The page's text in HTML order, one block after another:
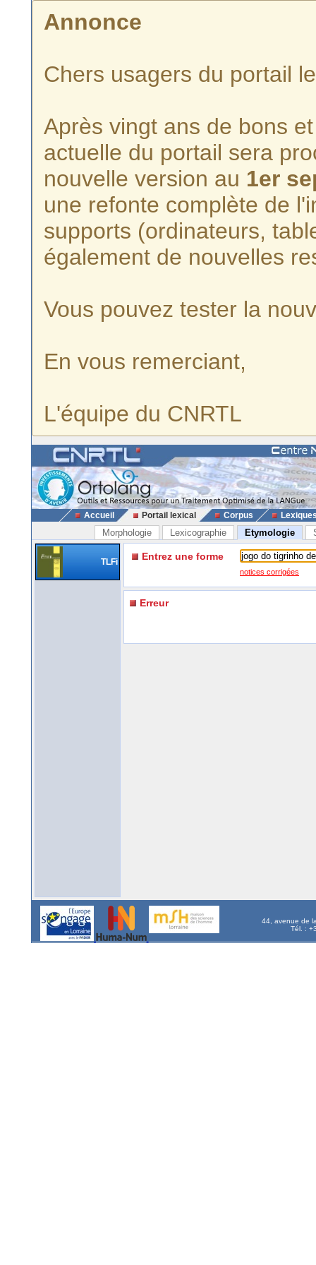
Annonce
Chers usagers du portail
Après vingt ans de bons
actuelle du portail sera
nouvelle version au 1er
une refonte complète de
supports (ordinateurs,
également de nouvelles
Vous pouvez tester la
En vous remerciant,
L'équipe du CNRTL
Accueil Portail lexical Corpus
Morphologie Lexicographie Etymologie
TLFi Entrez une forme
notices corrigées
Erreur
44, avenue de
Tél. :